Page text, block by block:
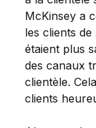
McKinsey a
les clients de
étaient plus
des canaux
clientèle.
clients